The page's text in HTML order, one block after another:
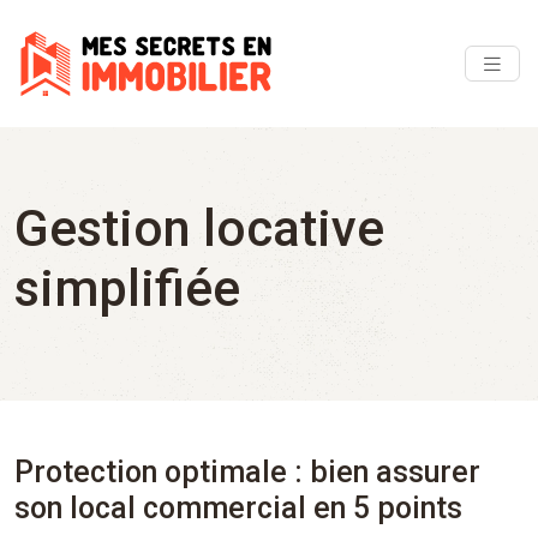
Gestion locative
simplifiée
Protection optimale : bien assurer
son local commercial en 5 points